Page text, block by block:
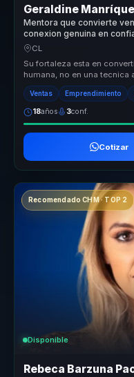
Geraldine
Mentora que convierte
conexion genuina en
equipos.
CL
Su fortaleza esta en
humana, no en una tecnica
emprendedora, pedagog...
Ventas Emprendimiento
18años 3conf.
Cotizar
Recomendado CHM · TOP 2
Disponible
Rebeca Barzuna